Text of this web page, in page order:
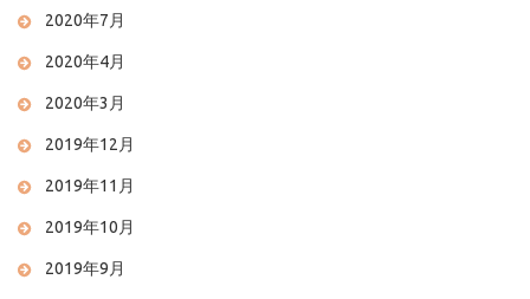
2020年7月
2020年4月
2020年3月
2019年12月
2019年11月
2019年10月
2019年9月